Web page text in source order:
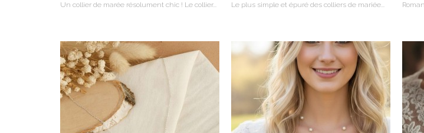
Un collier de marée résolument chic ! Le collier... Le plus simple et épuré des colliers de mariée...